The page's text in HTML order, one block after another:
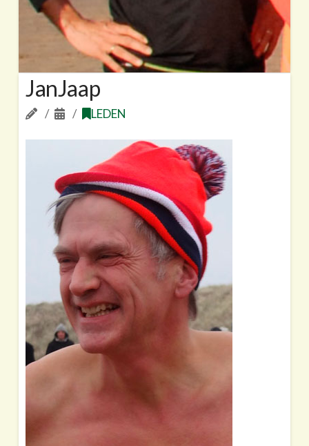
JanJaap
LEDEN